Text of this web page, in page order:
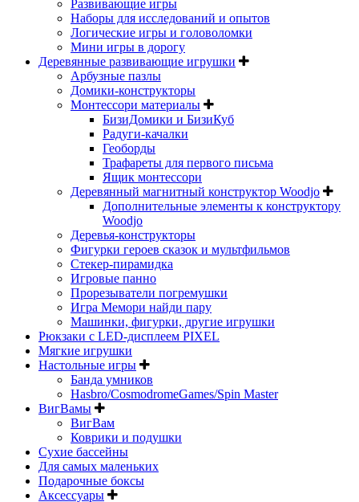
Развивающие игры
Наборы для исследований и опытов
Логические игры и головоломки
Мини игры в дорогу
Деревянные развивающие игрушки
Арбузные пазлы
Домики-конструкторы
Монтессори материалы
БизиДомики и БизиКуб
Радуги-качалки
Геоборды
Трафареты для первого письма
Ящик монтессори
Деревянный магнитный конструктор Woodjo
Дополнительные элементы к конструктору
Woodjo
Деревья-конструкторы
Фигурки героев сказок и мультфильмов
Стекер-пирамидка
Игровые панно
Прорезыватели погремушки
Игра Мемори найди пару
Машинки, фигурки, другие игрушки
Рюкзаки с LED-дисплеем PIXEL
Мягкие игрушки
Настольные игры
Банда умников
Hasbro/CosmodromeGames/Spin Master
ВигВамы
ВигВам
Коврики и подушки
Сухие бассейны
Для самых маленьких
Подарочные боксы
Аксессуары